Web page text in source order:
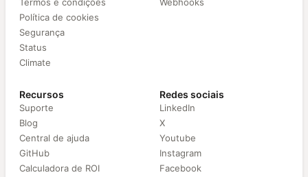
Política de cookies
Segurança
Status
Climate
Recursos
Suporte
Blog
Central de ajuda
GitHub
Calculadora de ROI
Redes sociais
LinkedIn
X
Youtube
Instagram
Facebook